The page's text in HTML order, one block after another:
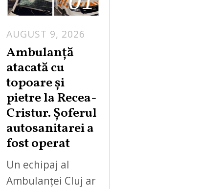
AUGUST 9, 2026
Ambulanță
atacată cu
topoare și
pietre la Recea-
Cristur. Șoferul
autosanitarei a
fost operat
Un echipaj al
Ambulanței Cluj ar